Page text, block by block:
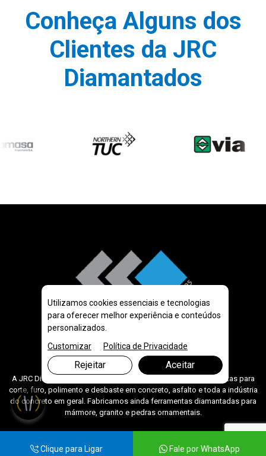
Conheça Alguns dos
Clientes da JRC
Diamantados
A JRC Diamantados é especialistas na fabricação de ferramentas para
corte, furo, polimento e desbaste em concreto, asfalto e toda a indústria
do concreto em geral. Fabricamos ainda ferramentas diamantadas para
mármore, granito e pedras ornamentais.
para oferecer melhor experiência e conteúdos
personalizados.
Customizar
Rejeitar Aceitar